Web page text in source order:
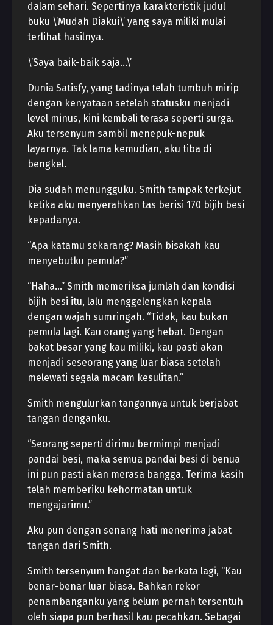
dalam sehari. Sepertinya karakteristik judul
buku \’Mudah Diakui\’ yang saya miliki mulai
terlihat hasilnya.
\’Saya baik-baik saja…\’
Dunia Satisfy, yang tadinya telah tumbuh mirip
dengan kenyataan setelah statusku menjadi
level minus, kini kembali terasa seperti surga.
Aku tersenyum sambil menepuk-nepuk
layarnya. Tak lama kemudian, aku tiba di
bengkel.
Dia sudah menungguku. Smith tampak terkejut
ketika aku menyerahkan tas berisi 170 bijih besi
kepadanya.
“Apa katamu sekarang? Masih bisakah kau
menyebutku pemula?”
“Haha…” Smith memeriksa jumlah dan kondisi
bijih besi itu, lalu menggelengkan kepala
dengan wajah sumringah. “Tidak, kau bukan
pemula lagi. Kau orang yang hebat. Dengan
bakat besar yang kau miliki, kau pasti akan
menjadi seseorang yang luar biasa setelah
melewati segala macam kesulitan.”
Smith mengulurkan tangannya untuk berjabat
tangan denganku.
“Seorang seperti dirimu bermimpi menjadi
pandai besi, maka semua pandai besi di benua
ini pun pasti akan merasa bangga. Terima kasih
telah memberiku kehormatan untuk
mengajarimu.”
Aku pun dengan senang hati menerima jabat
tangan dari Smith.
Smith tersenyum hangat dan berkata lagi, “Kau
benar-benar luar biasa. Bahkan rekor
penambanganku yang belum pernah tersentuh
oleh siapa pun berhasil kau pecahkan. Sebagai